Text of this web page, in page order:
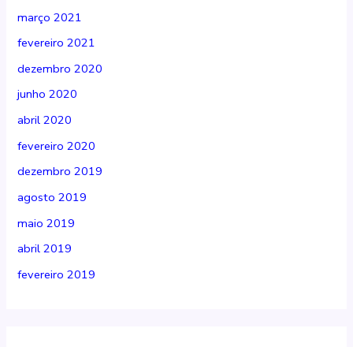
março 2021
fevereiro 2021
dezembro 2020
junho 2020
abril 2020
fevereiro 2020
dezembro 2019
agosto 2019
maio 2019
abril 2019
fevereiro 2019